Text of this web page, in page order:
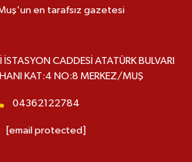
en tarafsız gazetesi
CADDESİ ATATÜRK BULVARI
HANI KAT:4 NO:8 MERKEZ/MUŞ
04362122784
[email protected]